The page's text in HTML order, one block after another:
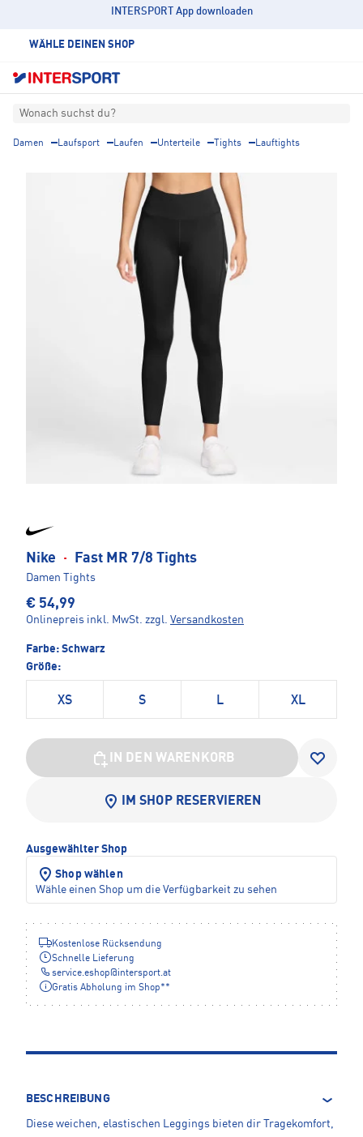
INTERSPORT App downloaden
WÄHLE DEINEN SHOP
Wonach suchst du?
Damen Laufsport Laufen Unterteile Tights Lauftights
Nike · Fast MR 7/8 Tights
Damen Tights
€ 54,99
Onlinepreis inkl. MwSt. zzgl. Versandkosten
Farbe: Schwarz
Größe:
XS S L XL
IN DEN WARENKORB
IM SHOP RESERVIEREN
Ausgewählter Shop
Shop wählen
Wähle einen Shop um die Verfügbarkeit zu sehen
Kostenlose Rücksendung
Schnelle Lieferung
service.eshop@ intersport.at
Gratis Abholung im Shop**
BESCHREIBUNG
Diese weichen, elastischen Leggings bieten dir Tragekomfort,